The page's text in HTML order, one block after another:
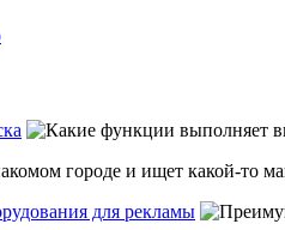
городе и ищет какой-то
для рекламы